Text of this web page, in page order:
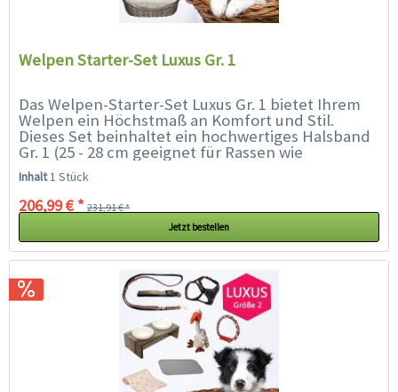
Welpen Starter-Set Luxus Gr. 1
Das Welpen-Starter-Set Luxus Gr. 1 bietet Ihrem
Welpen ein Höchstmaß an Komfort und Stil.
Dieses Set beinhaltet ein hochwertiges Halsband
Gr. 1 (25 - 28 cm geeignet für Rassen wie
Chihuahua, Havaneser, Zwergspitz,...
Inhalt1 Stück
206,99 € * 231,91 € *
Jetzt bestellen